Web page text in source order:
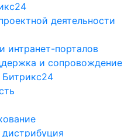
деятельности
интранет-порталов
и сопровождение